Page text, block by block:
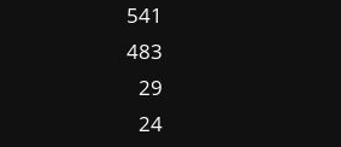
541
483
29
24